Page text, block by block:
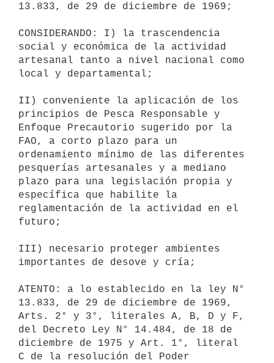
13.833, de 29 de diciembre de 1969;
CONSIDERANDO: I) la trascendencia
social y económica de la actividad
artesanal tanto a nivel nacional como
local y departamental;
II) conveniente la aplicación de los
principios de Pesca Responsable y
Enfoque Precautorio sugerido por la
FAO, a corto plazo para un
ordenamiento mínimo de las diferentes
pesquerías artesanales y a mediano
plazo para una legislación propia y
específica que habilite la
reglamentación de la actividad en el
futuro;
III) necesario proteger ambientes
importantes de desove y cría;
ATENTO: a lo establecido en la ley N°
13.833, de 29 de diciembre de 1969,
Arts. 2° y 3°, literales A, B, D y F,
del Decreto Ley N° 14.484, de 18 de
diciembre de 1975 y Art. 1°, literal
C de la resolución del Poder